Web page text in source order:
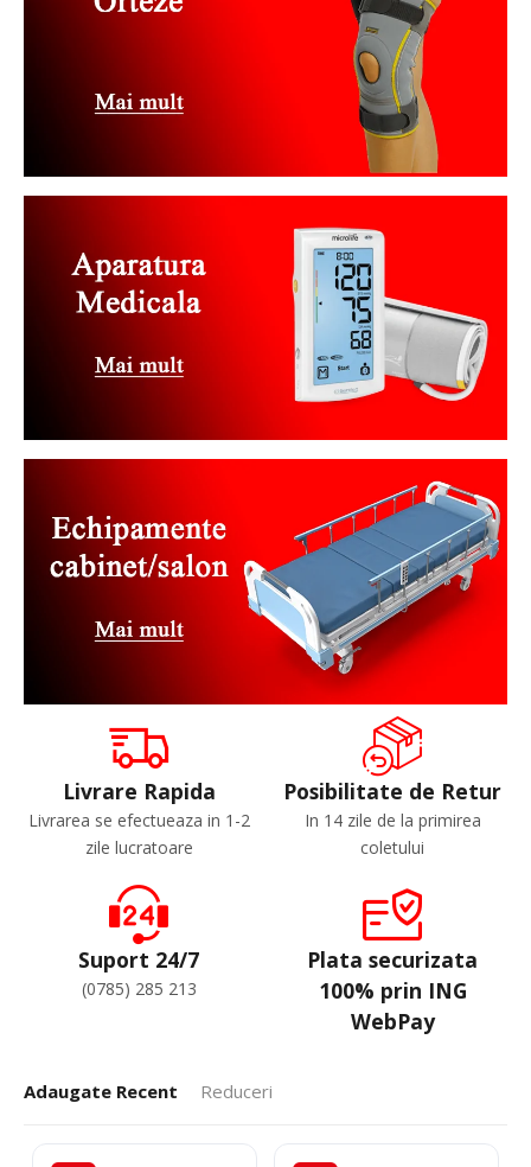
Livrare Rapida
Livrarea se efectueaza in 1-2
zile lucratoare
Posibilitate de Retur
In 14 zile de la primirea
coletului
Suport 24/7
(0785) 285 213
Plata securizata
100% prin ING
WebPay
Adaugate Recent Reduceri